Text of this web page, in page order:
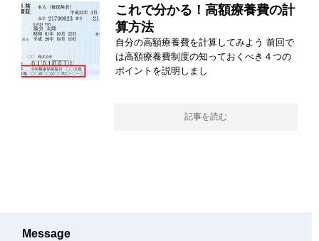
これで分かる！高額療養費の計
算方法
自分の高額療養費を計算してみよう 前回で
は高額療養費制度の知っておくべき４つの
ポイントを説明しまし
記事を読む
Message